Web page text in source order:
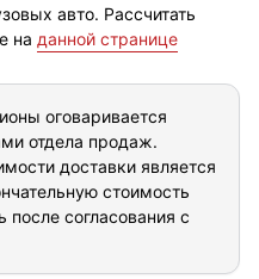
авто. Рассчитать
на данной странице
оговаривается
отдела продаж.
доставки является
стоимость
после согласования с